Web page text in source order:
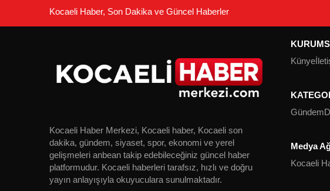
Kocaeli Haber, Son Dakika ve Güncel Haberler
Kocaeli Haber Merkezi, Kocaeli haber, Kocaeli son
dakika, gündem, siyaset, spor, ekonomi ve yerel
gelişmeleri anbean takip edebileceğiniz güncel haber
platformudur. Kocaeli haberleri tarafsız, hızlı ve doğru
yayın anlayışıyla okuyuculara sunulmaktadır.
Künye
Gündem
Medya
Kocaeli